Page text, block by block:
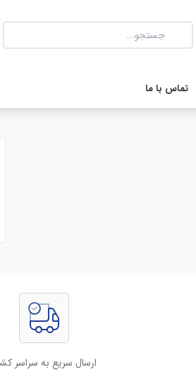
تماس با ما
ارسال سریع به سراسر